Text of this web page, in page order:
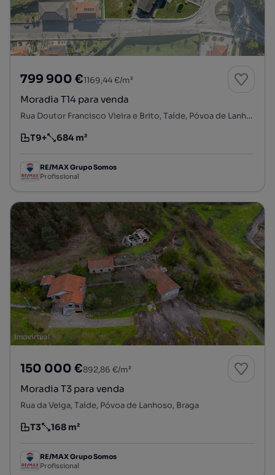
799 900 €1169,44 €/m²
Moradia T14 para venda
Rua Doutor Francisco Vieira e Brito, Taíde, Póvoa de Lanhoso, Braga
Tipologia
T9+
Preço por metro quadrado
684 m²
RE/MAX Grupo Somos
Profissional
150 000 €892,86 €/m²
Moradia T3 para venda
Rua da Veiga, Taíde, Póvoa de Lanhoso, Braga
Tipologia
T3
Preço por metro quadrado
168 m²
RE/MAX Grupo Somos
Profissional